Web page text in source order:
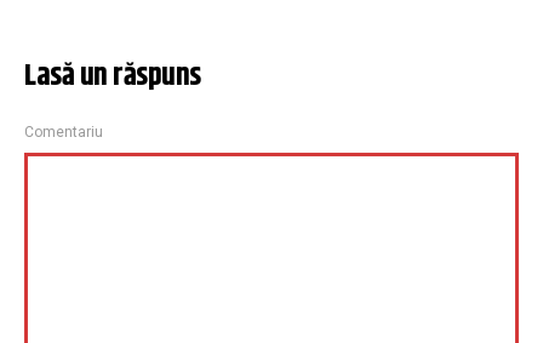
Lasă un răspuns
Comentariu